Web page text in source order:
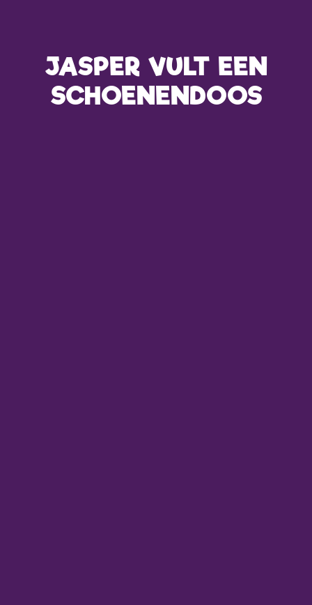
JASPER VULT EEN
SCHOENENDOOS